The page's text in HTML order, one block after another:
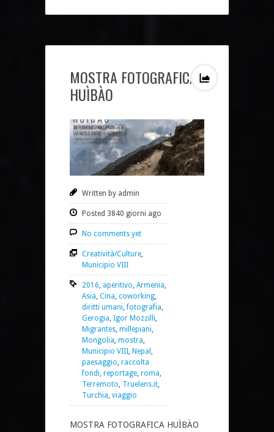
MOSTRA FOTOGRAFICA
HUÌBÀO
Written by admin
Posted 3840 giorni ago
No comments yet
Creatività/Culture
Municipio VIII
2016 aperitivo Armenia
Asia Cina coworking
diritti umani ,fotografia
Gerogia Igor Mozzilli
Migrantes millepiani
Mongolia mostra
Municipio VIII Nepal
paesaggio raccolta
fondi reportage roma
Terremoto Truelens.it
Turchia viaggio
MOSTRA FOTOGRAFICA HUÌBÀO